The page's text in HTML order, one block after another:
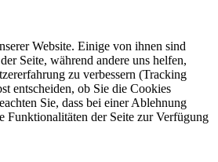
Website. Einige von ihnen sind
Seite, während andere uns helfen,
zu verbessern (Tracking
entscheiden, ob Sie die Cookies
Sie, dass bei einer Ablehnung
Funktionalitäten der Seite zur Verfügung